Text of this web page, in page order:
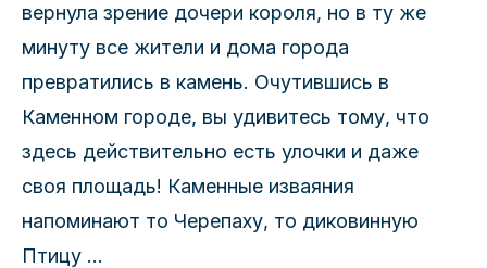
вернула зрение дочери короля, но в ту же
минуту все жители и дома города
превратились в камень. Очутившись в
Каменном городе, вы удивитесь тому, что
здесь действительно есть улочки и даже
своя площадь! Каменные изваяния
напоминают то Черепаху, то диковинную
Птицу …